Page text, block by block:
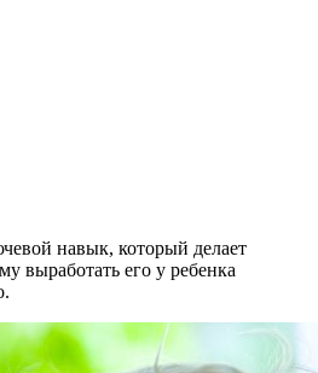
навык, который делает
выработать его у ребенка